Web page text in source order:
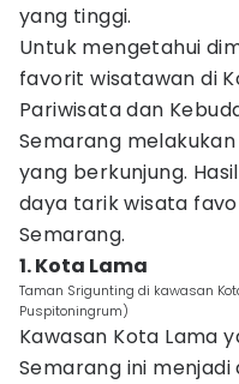
yang tinggi.
Untuk mengetahui
favorit wisatawan di
Pariwisata dan
Semarang
yang berkunjung.
daya tarik wisata
Semarang.
1. Kota Lama
Taman Srigunting di kawasan
Puspitoningrum)
Kawasan Kota Lama
Semarang ini